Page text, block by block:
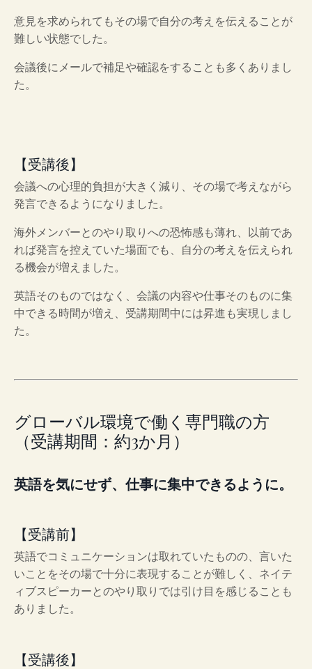
意見を求められてもその場で自分の考えを伝えることが
難しい状態でした。
会議後にメールで補足や確認をすることも多くありまし
た。
【受講後】
会議への心理的負担が大きく減り、その場で考えながら
発言できるようになりました。
海外メンバーとのやり取りへの恐怖感も薄れ、以前であ
れば発言を控えていた場面でも、自分の考えを伝えられ
る機会が増えました。
英語そのものではなく、会議の内容や仕事そのものに集
中できる時間が増え、受講期間中には昇進も実現しまし
た。
グローバル環境で働く専門職の方
（受講期間：約3か月）
英語を気にせず、仕事に集中できるように。
【受講前】
英語でコミュニケーションは取れていたものの、言いた
いことをその場で十分に表現することが難しく、ネイテ
ィブスピーカーとのやり取りでは引け目を感じることも
ありました。
【受講後】